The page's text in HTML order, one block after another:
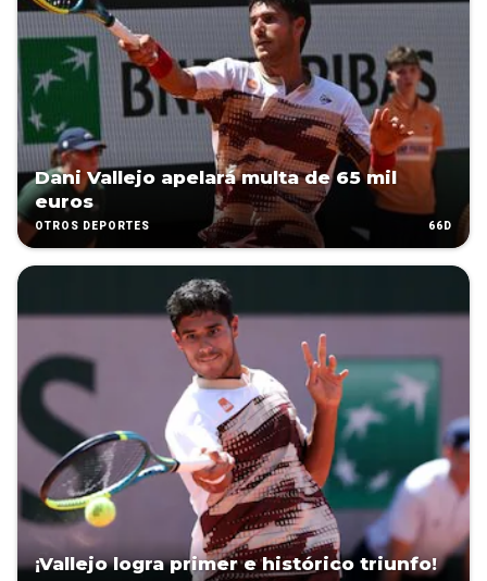
Dani Vallejo apelará multa de 65 mil
euros
OTROS DEPORTES 66D
¡Vallejo logra primer e histórico triunfo!